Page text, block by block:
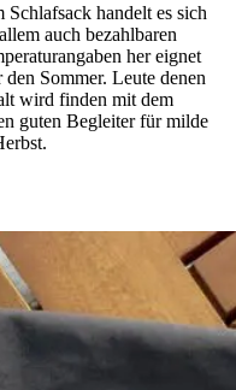
handelt es sich
auch bezahlbaren
her eignet
Sommer. Leute denen
wird finden mit dem
guten Begleiter für milde